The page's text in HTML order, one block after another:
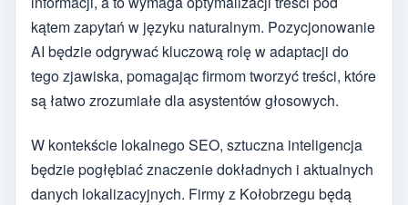
kątem zapytań w języku naturalnym. Pozycjonowanie
AI będzie odgrywać kluczową rolę w adaptacji do
tego zjawiska, pomagając firmom tworzyć treści, które
są łatwo zrozumiałe dla asystentów głosowych.
W kontekście lokalnego SEO, sztuczna inteligencja
będzie pogłębiać znaczenie dokładnych i aktualnych
danych lokalizacyjnych. Firmy z Kołobrzegu będą